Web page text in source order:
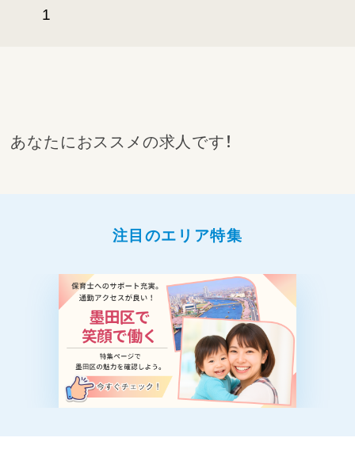
1
あなたにおススメの求人です！
注目のエリア特集